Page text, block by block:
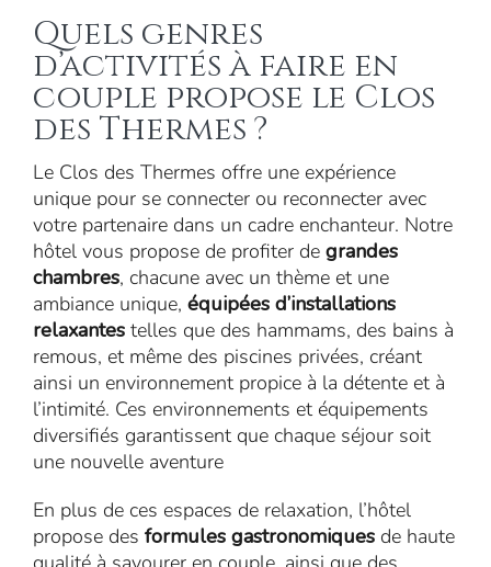
Quels genres
d’activités à faire en
couple propose le Clos
des Thermes ?
Le Clos des Thermes offre une expérience
unique pour se connecter ou reconnecter avec
votre partenaire dans un cadre enchanteur. Notre
hôtel vous propose de profiter de grandes
chambres, chacune avec un thème et une
ambiance unique, équipées d’installations
relaxantestelles que des hammams, des bains à
remous, et même des piscines privées, créant
ainsi un environnement propice à la détente et à
l’intimité. Ces environnements et équipements
diversifiés garantissent que chaque séjour soit
une nouvelle aventure
En plus de ces espaces de relaxation, l’hôtel
propose des formules gastronomiquesde haute